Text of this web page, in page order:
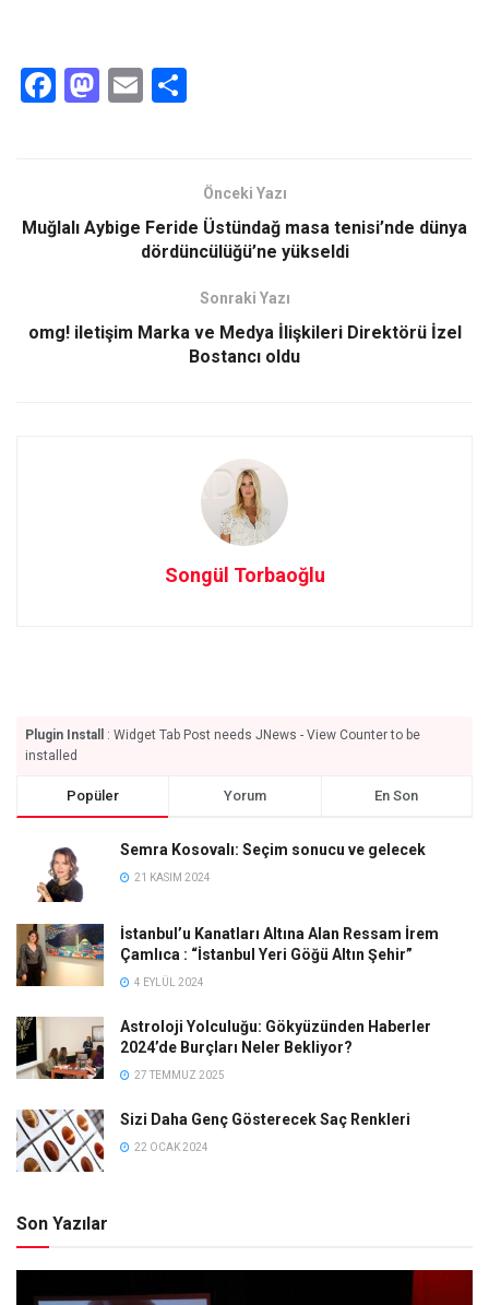
F
o
M
d
E
Önceki Yazı
Muğlalı Aybige Feride Üstündağ masa tenisi’nde dünya
dördüncülüğü’ne yükseldi
Sonraki Yazı
omg! iletişim Marka ve Medya İlişkileri Direktörü İzel
Bostancı oldu
Songül Torbaoğlu
Plugin Install
: Widget Tab Post needs JNews - View Counter to be
installed
Popüler Yorum En Son
Semra Kosovalı: Seçim sonucu ve gelecek
21 KASIM 2024
İstanbul’u Kanatları Altına Alan Ressam İrem
Çamlıca : “İstanbul Yeri Göğü Altın Şehir”
4 EYLÜL 2024
Astroloji Yolculuğu: Gökyüzünden Haberler
2024’de Burçları Neler Bekliyor?
27 TEMMUZ 2025
Sizi Daha Genç Gösterecek Saç Renkleri
22 OCAK 2024
Son Yazılar